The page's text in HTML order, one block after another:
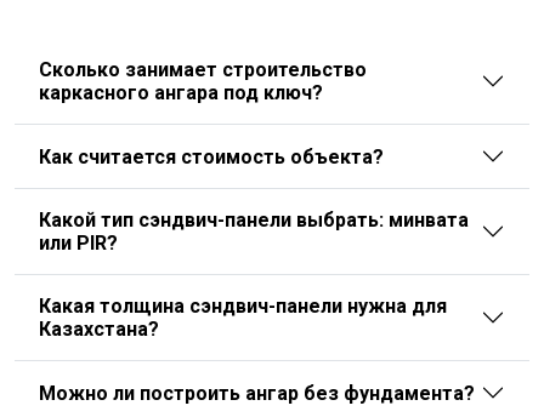
Сколько занимает строительство
каркасного ангара под ключ?
Как считается стоимость объекта?
Какой тип сэндвич-панели выбрать: минвата
или PIR?
Какая толщина сэндвич-панели нужна для
Казахстана?
Можно ли построить ангар без фундамента?